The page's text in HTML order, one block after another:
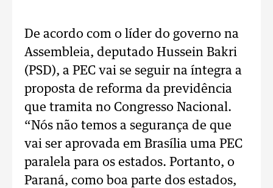
De acordo com o líder do governo na
Assembleia, deputado Hussein Bakri
(PSD), a PEC vai se seguir na íntegra a
proposta de reforma da previdência
que tramita no Congresso Nacional.
“Nós não temos a segurança de que
vai ser aprovada em Brasília uma PEC
paralela para os estados. Portanto, o
Paraná, como boa parte dos estados,